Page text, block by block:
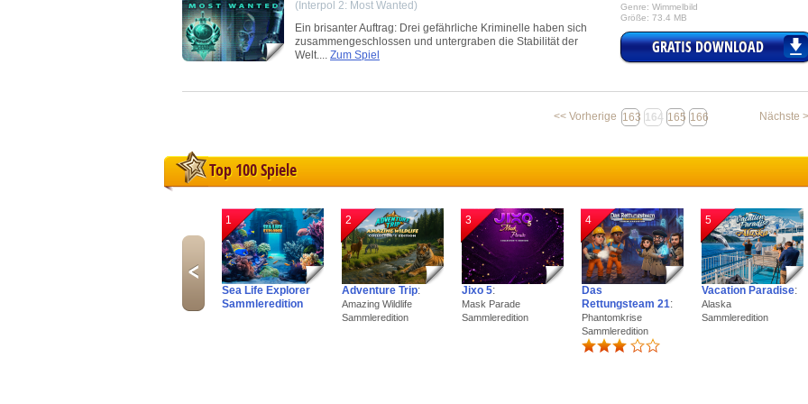
(Interpol 2: Most Wanted)
Ein brisanter Auftrag: Drei gefährliche Kriminelle haben sich
zusammengeschlossen und untergraben die Stabilität der
Welt.... Zum Spiel
Genre: Wimmelbild
Größe: 73.4 MB
GRATIS DOWNLOAD
<< Vorherige 163 164 165 166 Nächste
Top 100 Spiele
1
Sea Life Explorer
Sammleredition
2
Adventure Trip:
Amazing Wildlife
Sammleredition
3
Jixo 5:
Mask Parade
Sammleredition
4
Das
Rettungsteam 21:
Phantomkrise
Sammleredition
5
Vacation Paradise:
Alaska
Sammleredition